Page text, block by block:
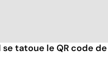
tatoue le QR code